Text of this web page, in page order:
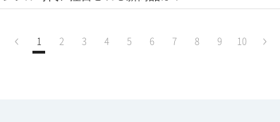
1 2 3 4 5 6 7 8 9 10